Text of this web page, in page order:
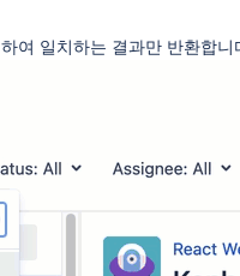
여 일치하는 결과만 반환합니